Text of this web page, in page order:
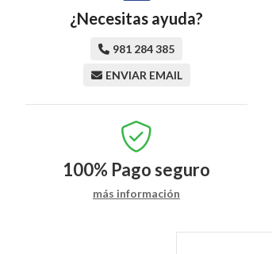
¿Necesitas ayuda?
981 284 385
ENVIAR EMAIL
100% Pago seguro
más información